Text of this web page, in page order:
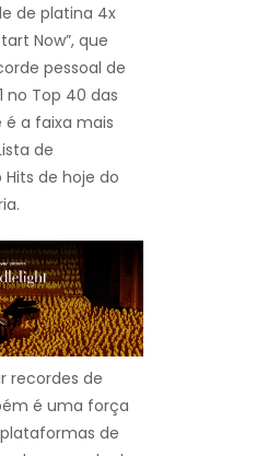
de platina 4x
Now”, que
pessoal de
no Top 40 das
é a faixa mais
de
de hoje do
recordes de
é uma força
de